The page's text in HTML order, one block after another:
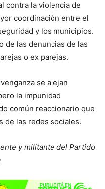
contra la violencia de
coordinación entre el
y los municipios.
de las denuncias de las
o ex parejas.
se alejan
la impunidad
común reaccionario que
de las redes sociales.
y militante del Partido